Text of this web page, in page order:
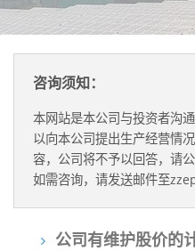
咨询须知：
本网站是本公司与投资者沟
以向本公司提出生产经营情
容，公司将不予以回答，请公
如需咨询，请发送邮件至
公司有维护股价的